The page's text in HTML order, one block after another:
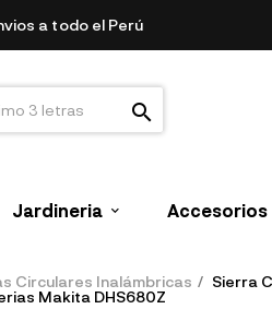
a todo el Perú
search
Jardineria Accesorios
Circulares Inalámbricas
Sierra
Makita DHS680Z